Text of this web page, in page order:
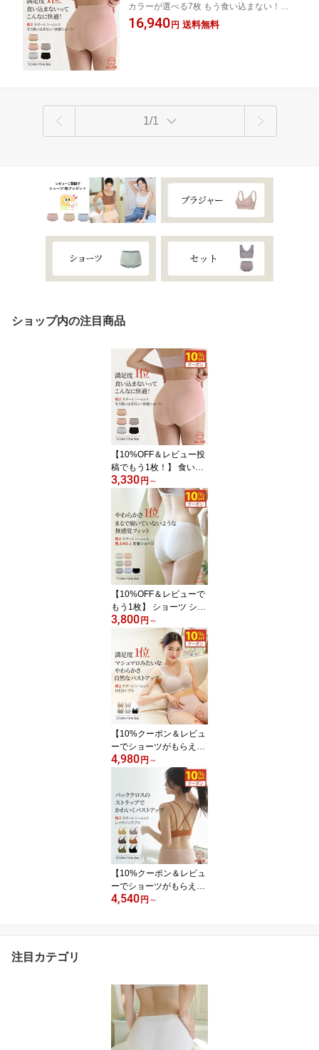
ツ 食い込まないショーツ 食い込ま ない
シームレス くいこまない 温活 パンツ
カラーが選べる7枚 もう食い込まない！快
適モダールシームレスショーツ 温活 ヒップ
滑らか 抗菌 脱臭 ラインが出ない 温活 妊活
16,940 円 送料無料
1/1
ショップ内の注目商品
【10%OFF＆レビュー投
稿でもう1枚！】 食い込
まない シームレスショー
ツ 食い込まないショーツ
食い込ま ない シームレ
ス くいこまない 温活 パ
ンツ シンプル 締め付け
ない 響かない unique ヒ
ップアップ 美尻 パンテ
ィ パンツ レディース下
着 おしり屋
3,330 円 ～
【10%OFF＆レビューで
もう1枚】 ショーツ シー
ムレスショーツ おしり屋
1枚 ヒップアップ シーム
レスショーツ unique 肌
に優しい 締め付けない
食い込まない 敏感肌 モ
ダール シームレス パン
ツ レディース下着 シン
プル 美尻 ムレない 40代
50代 60代 脱臭 抗菌
3,800 円 ～
【10%クーポン＆レビュ
ーでショーツがもらえ
る】 ブラジャー ブラ シ
ームレスブラ ノンワイヤ
ー ノンワイヤーブラ シ
ームレス ワイヤーレス
フックレス 脇高 脇肉 締
め付けない バストアップ
大容量 まとめ買い メッ
シュ バストアップ おし
り屋 おしりや
4,980 円 ～
【10%クーポン＆レビュ
ーでショーツがもらえ
る】 ブラジャー ブラ シ
ゃれ かわいい 肩紐 クロ
ス バッククロス カーキ
ブラック
4,540 円 ～
注目カテゴリ